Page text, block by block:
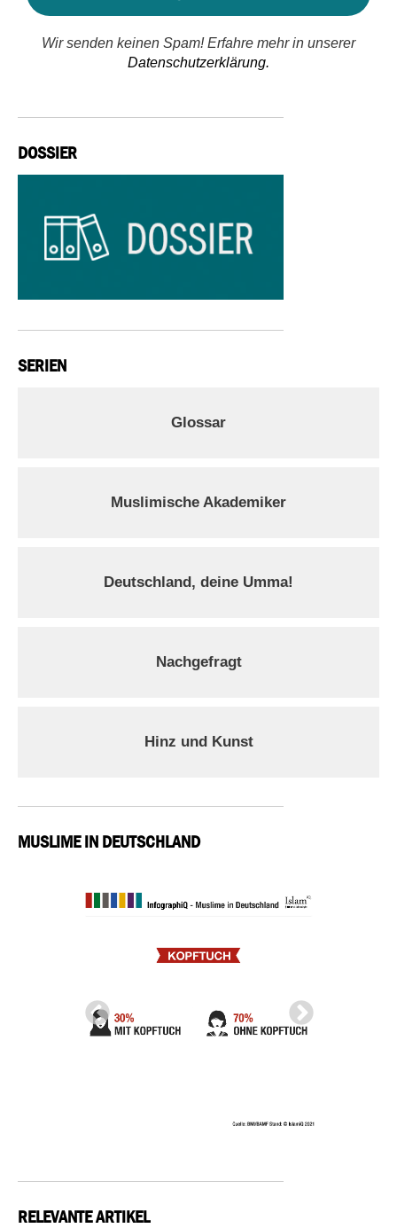
Wir senden keinen Spam! Erfahre mehr in unserer
Datenschutzerklärung.
DOSSIER
SERIEN
Glossar
Muslimische Akademiker
Deutschland, deine Umma!
Nachgefragt
Hinz und Kunst
MUSLIME IN DEUTSCHLAND
RELEVANTE ARTIKEL